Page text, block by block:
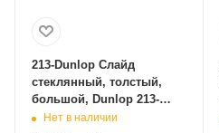
213-Dunlop Слайд
стеклянный, толстый,
большой, Dunlop 213-
Dunlop в Владивостоке
Нет в наличии